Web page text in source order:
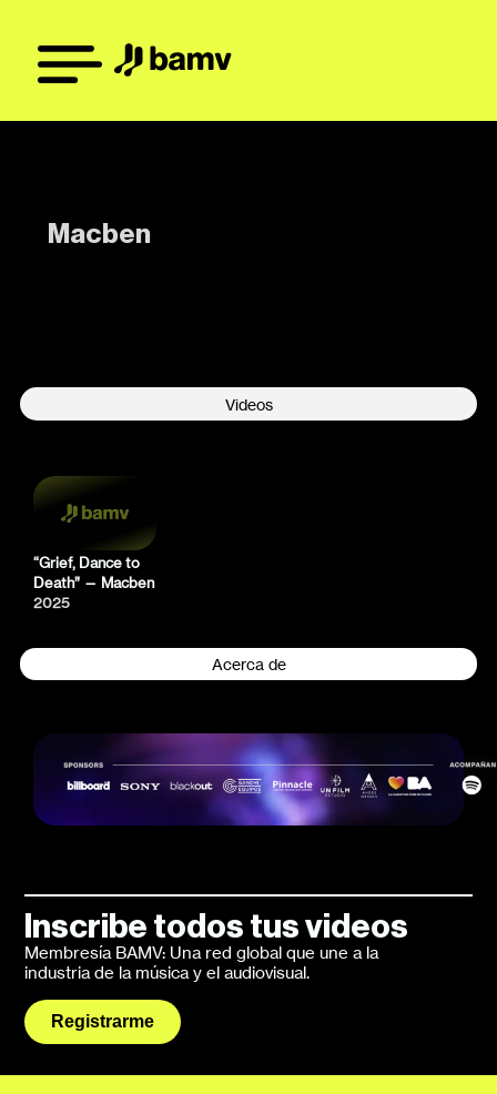
Macben
Videos
Acerca de
“Grief, Dance to
Death” — Macben
2025
Inscribe todos tus videos
Membresía BAMV: Una red global que une a la
industria de la música y el audiovisual.
Registrarme